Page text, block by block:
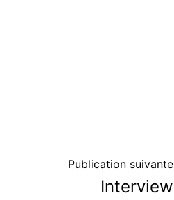
Publication suivante
Interview